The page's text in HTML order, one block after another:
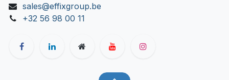
sales@effixgroup.be
+32 56 98 00 11